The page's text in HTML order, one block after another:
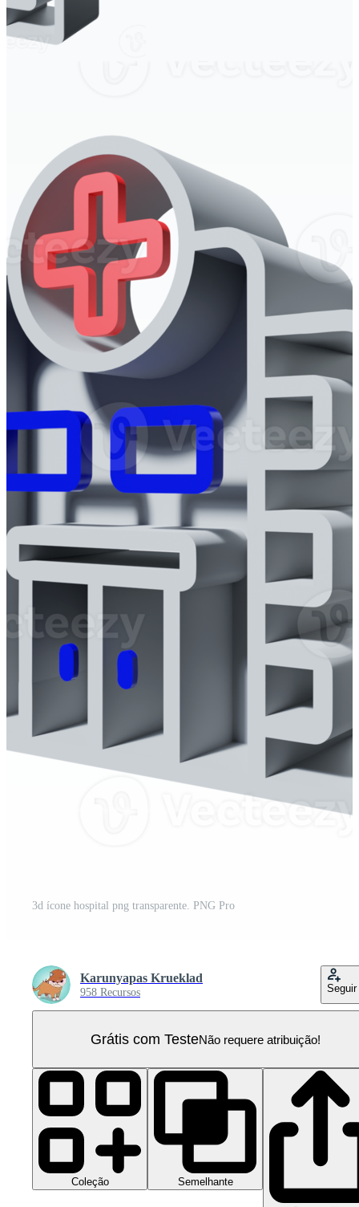
3d ícone hospital png transparente. PNG Pro
Karunyapas Krueklad
958 Recursos Seguir
Grátis com TesteNão requere atribuição!
Coleção Semelhante